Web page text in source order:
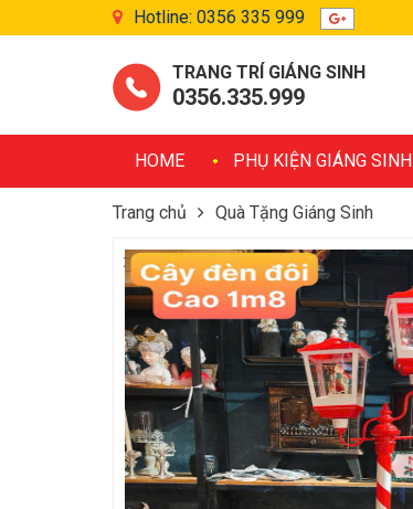
Hotline: 0356 335 999
TRANG TRÍ GIÁNG SINH
0356.335.999
HOME PHỤ KIỆN GIÁNG SINH
Trang chủ Quà Tặng Giáng Sinh
Cột Đèn Đôi Trang Trí Giáng Sinh